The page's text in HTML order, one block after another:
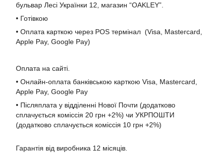
бульвар Лесі Українки 12, магазин “OAKLEY”.
• Готівкою
• Оплата карткою через POS термінал (Visa, Mastercard,
Apple Pay, Google Pay)
Оплата на сайті.
• Онлайн-оплата банківською карткою Visa, Mastercard,
Apple Pay, Google Pay
• Післяплата у відділенні Нової Почти (додатково
сплачується коміссія 20 грн +2%) чи УКРПОШТИ
(додатково сплачується коміссія 10 грн +2%)
Гарантія від виробника 12 місяців.